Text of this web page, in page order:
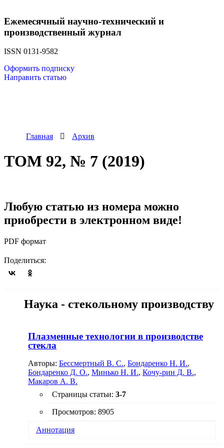
Ежемесячный научно-технический и
производственный журнал
ISSN 0131-9582
Оформить подписку
Направить статью
Главная Архив
ТОМ 92, № 7 (2019)
Любую статью из номера можно
приобрести в электронном виде!
PDF формат
Поделиться:
Наука - стекольному производству
Плазменные технологии в производстве
стекла
Авторы: Бессмертный В. С., Бондаренко Н. И.,
Бондаренко Д. О., Минько Н. И., Кочу-рин Д. В.,
Макаров А. В.
Страницы статьи: 3-7
Просмотров: 8905
Аннотация